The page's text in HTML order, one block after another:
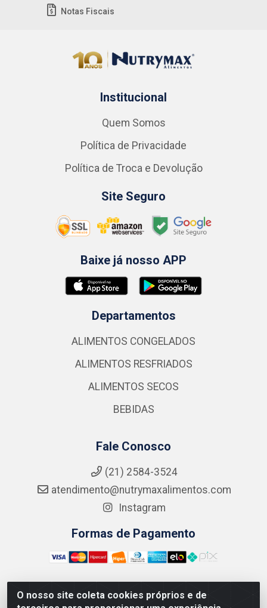
O nosso site coleta cookies próprios e de
Notas Fiscais
Institucional
Quem Somos
Política de Privacidade
Política de Troca e Devolução
Site Seguro
Baixe já nosso APP
Departamentos
ALIMENTOS CONGELADOS
ALIMENTOS RESFRIADOS
ALIMENTOS SECOS
BEBIDAS
Fale Conosco
(21) 2584-3524
atendimento@nutrymaxalimentos.com
Instagram
Formas de Pagamento
NUTRY MAX COMÉRCIO DE PRODUTOS ALIMENTICIOS